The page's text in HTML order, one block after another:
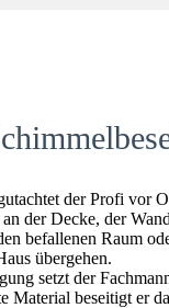
der Profi vor
der Decke, der
befallenen Raum
übergehen.
setzt der
Material beseitigt er